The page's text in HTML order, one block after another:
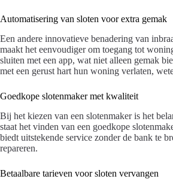
Automatisering van sloten voor extra gemak
Een andere innovatieve benadering van
maakt het eenvoudiger om toegang tot
sluiten met een app, wat niet alleen gemak
met een gerust hart hun woning verlaten,
Goedkope slotenmaker met kwaliteit
Bij het kiezen van een slotenmaker is het
staat het vinden van een goedkope
biedt uitstekende service zonder de bank te
repareren.
Betaalbare tarieven voor sloten vervangen